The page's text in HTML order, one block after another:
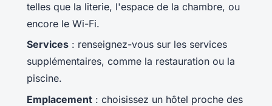
telles que la literie, l'espace de la chambre, ou
encore le Wi-Fi.
Services : renseignez-vous sur les services
supplémentaires, comme la restauration ou la
piscine.
Emplacement : choisissez un hôtel proche des